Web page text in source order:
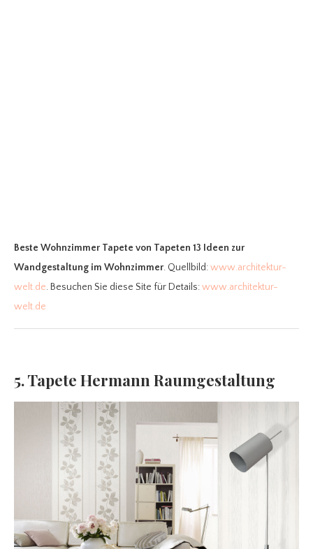
Beste Wohnzimmer Tapete von Tapeten 13 Ideen zur
Wandgestaltung im Wohnzimmer. Quellbild:www.architektur-
welt.de. Besuchen Sie diese Site für Details:www.architektur-
welt.de
5. Tapete Hermann Raumgestaltung